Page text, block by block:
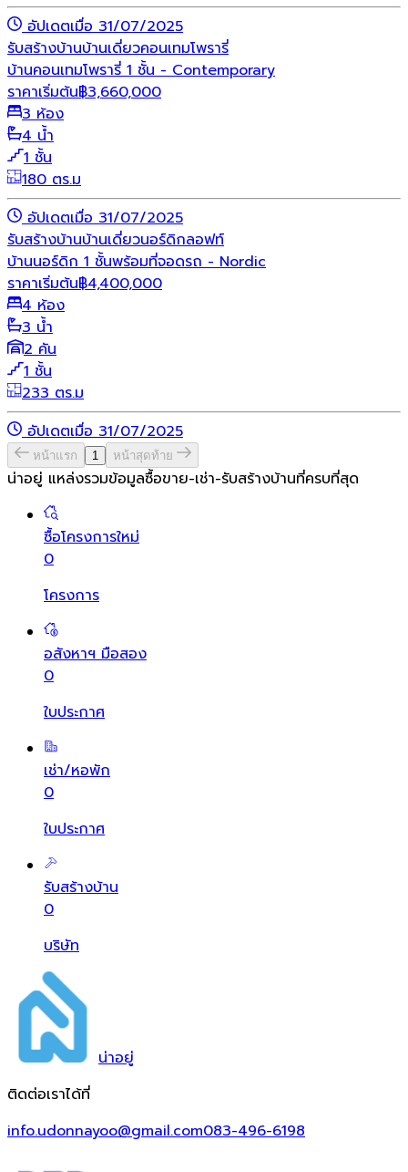
อัปเดตเมื่อ 31/07/2025
รับสร้างบ้านบ้านเดี่ยวคอนเทมโพรารี่
บ้านคอนเทมโพรารี่ 1 ชั้น - Contemporary
ราคาเริ่มต้น฿3,660,000
3 ห้อง
4 น้ำ
1 ชั้น
180 ตร.ม
อัปเดตเมื่อ 31/07/2025
รับสร้างบ้านบ้านเดี่ยวนอร์ดิกลอฟท์
บ้านนอร์ดิก 1 ชั้นพร้อมที่จอดรถ - Nordic
ราคาเริ่มต้น฿4,400,000
4 ห้อง
3 น้ำ
2 คัน
1 ชั้น
233 ตร.ม
อัปเดตเมื่อ 31/07/2025
หน้าแรก 1 หน้าสุดท้าย
น่าอยู่ แหล่งรวมข้อมูลซื้อขาย-เช่า-รับสร้างบ้านที่ครบที่สุด
ซื้อโครงการใหม่
0
โครงการ
อสังหาฯ มือสอง
0
ใบประกาศ
เช่า/หอพัก
0
ใบประกาศ
รับสร้างบ้าน
0
บริษัท
น่าอยู่
ติดต่อเราได้ที่
info.udonnayoo@gmail.com083-496-6198